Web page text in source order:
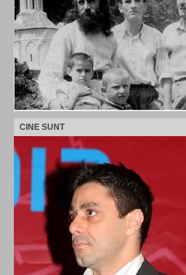
CINE SUNT